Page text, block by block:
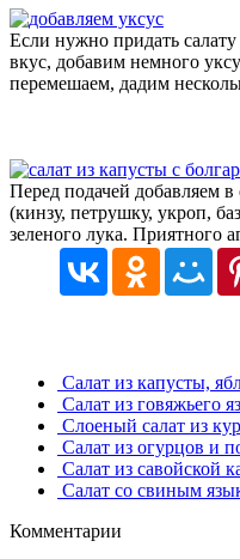
Если нужно придать
вкус, добавим немного
перемешаем, дадим
Перед подачей добавляем
(кинзу, петрушку, укроп,
зеленого лука. Приятного
Салат из капусты,
Салат из говяжьего
Слоеный салат из
Салат из огурцов и
Салат из савойской
Салат со свиным
Комментарии